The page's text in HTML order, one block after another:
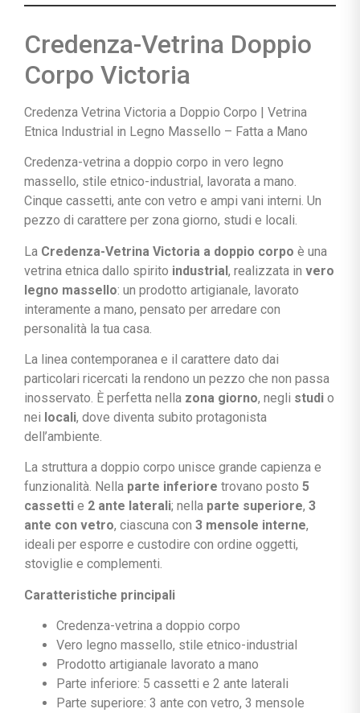
Credenza-Vetrina Doppio
Corpo Victoria
Credenza Vetrina Victoria a Doppio Corpo | Vetrina
Etnica Industrial in Legno Massello – Fatta a Mano
Credenza-vetrina a doppio corpo in vero legno
massello, stile etnico-industrial, lavorata a mano.
Cinque cassetti, ante con vetro e ampi vani interni. Un
pezzo di carattere per zona giorno, studi e locali.
La Credenza-Vetrina Victoria a doppio corpo è una
vetrina etnica dallo spirito industrial, realizzata in vero
legno massello: un prodotto artigianale, lavorato
interamente a mano, pensato per arredare con
personalità la tua casa.
La linea contemporanea e il carattere dato dai
particolari ricercati la rendono un pezzo che non passa
inosservato. È perfetta nella zona giorno, negli studi o
nei locali, dove diventa subito protagonista
dell’ambiente.
La struttura a doppio corpo unisce grande capienza e
funzionalità. Nella parte inferiore trovano posto 5
cassetti e 2 ante laterali; nella parte superiore, 3
ante con vetro, ciascuna con 3 mensole interne,
ideali per esporre e custodire con ordine oggetti,
stoviglie e complementi.
Caratteristiche principali
Credenza-vetrina a doppio corpo
Vero legno massello, stile etnico-industrial
Prodotto artigianale lavorato a mano
Parte inferiore: 5 cassetti e 2 ante laterali
Parte superiore: 3 ante con vetro, 3 mensole